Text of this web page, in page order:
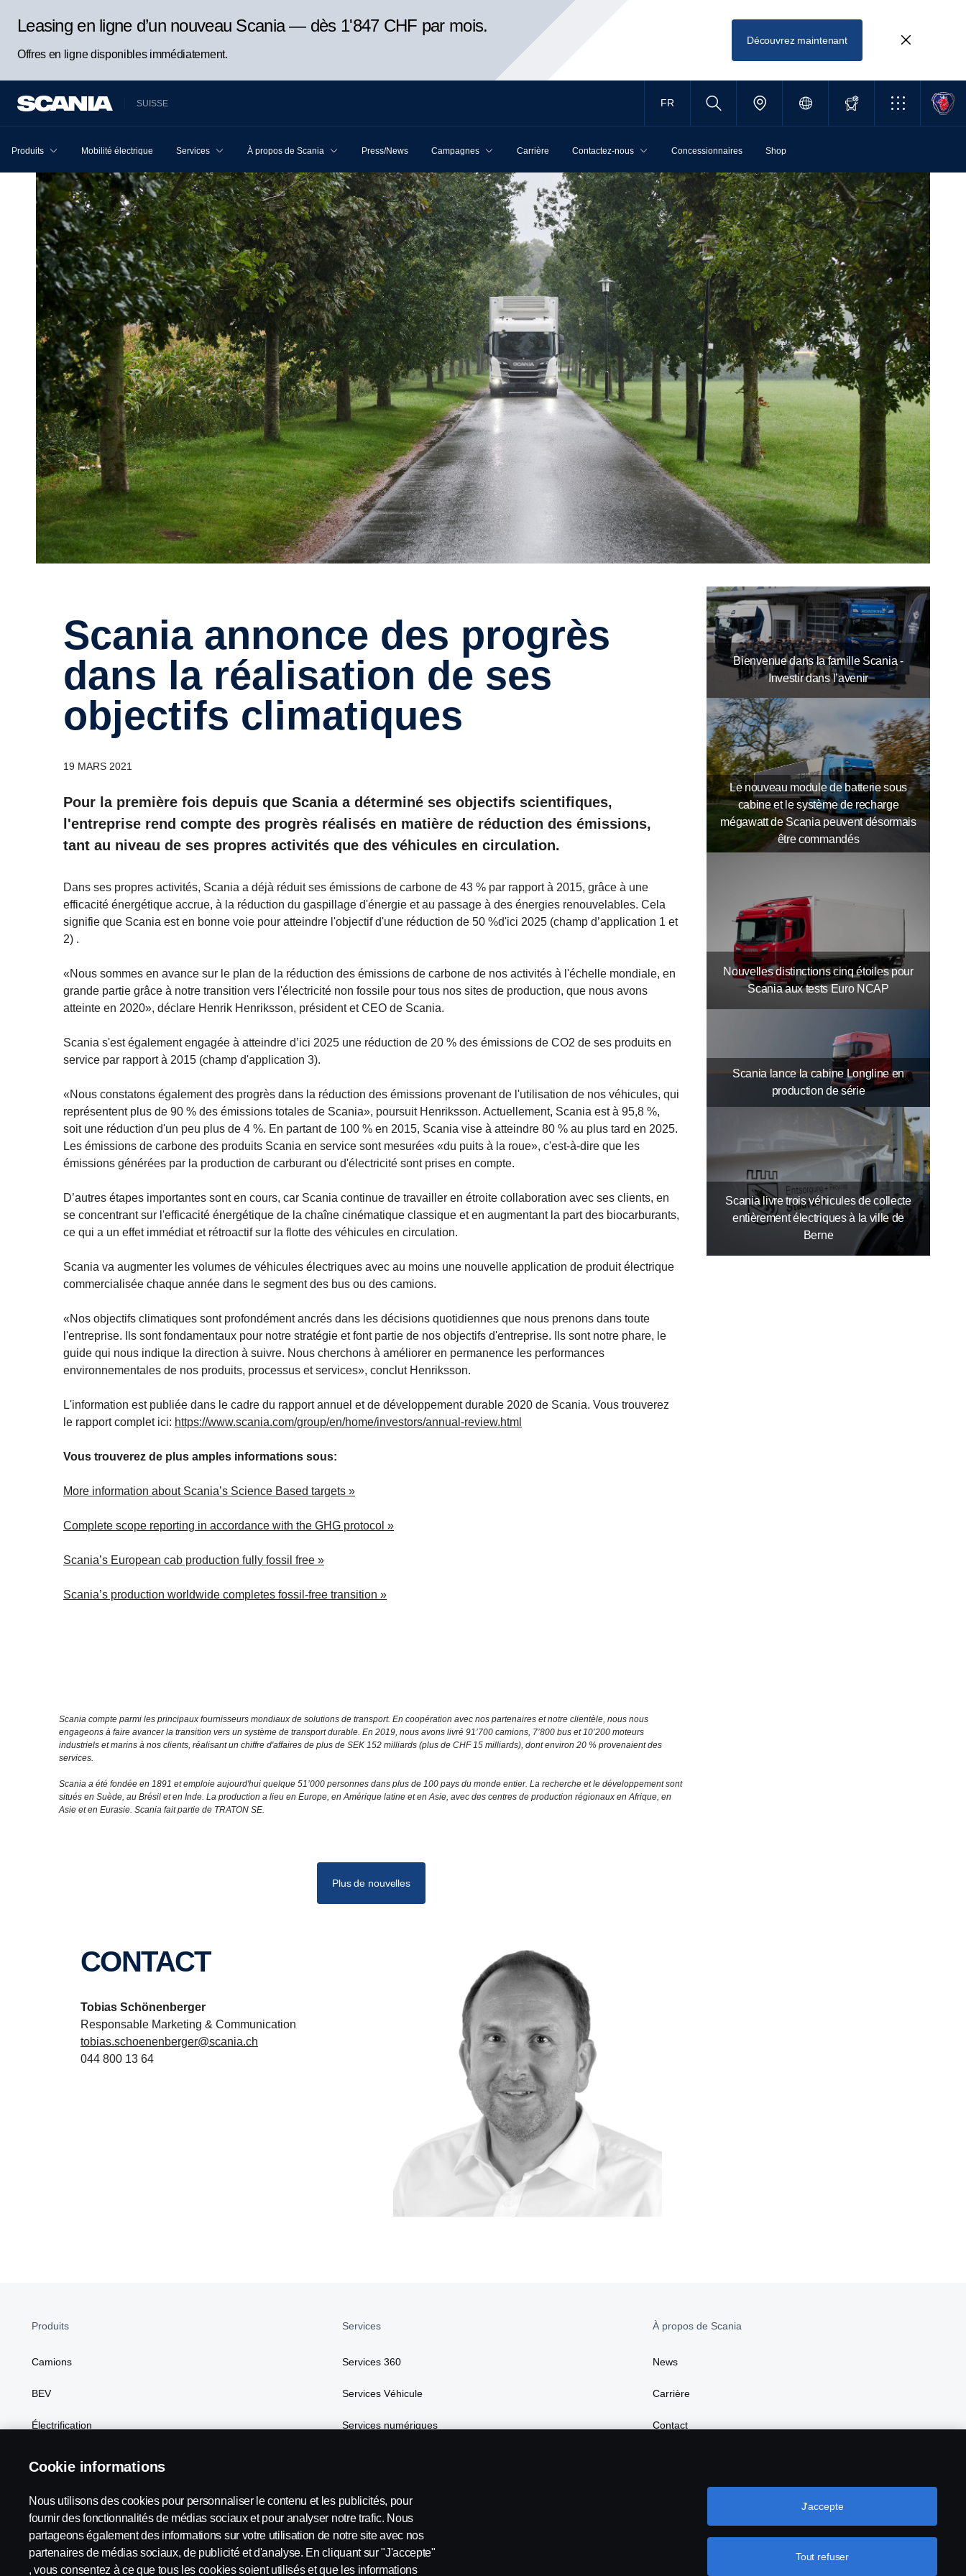
Leasing en ligne d’un nouveau Scania — dès 1'847 CHF par mois.
Offres en ligne disponibles immédiatement.
Découvrez maintenant
SUISSE FR
Produits Mobilité électrique Services À propos de Scania Press/News Campagnes Carrière Contactez-nous Concessionnaires Shop
Scania annonce des progrès
dans la réalisation de ses
objectifs climatiques
19 MARS 2021
Pour la première fois depuis que Scania a déterminé ses objectifs scientifiques,
l'entreprise rend compte des progrès réalisés en matière de réduction des émissions,
tant au niveau de ses propres activités que des véhicules en circulation.
Dans ses propres activités, Scania a déjà réduit ses émissions de carbone de 43 % par rapport à 2015, grâce à une
efficacité énergétique accrue, à la réduction du gaspillage d'énergie et au passage à des énergies renouvelables. Cela
signifie que Scania est en bonne voie pour atteindre l'objectif d'une réduction de 50 %d'ici 2025 (champ d’application 1 et
2) .
«Nous sommes en avance sur le plan de la réduction des émissions de carbone de nos activités à l'échelle mondiale, en
grande partie grâce à notre transition vers l'électricité non fossile pour tous nos sites de production, que nous avons
atteinte en 2020», déclare Henrik Henriksson, président et CEO de Scania.
Scania s'est également engagée à atteindre d’ici 2025 une réduction de 20 % des émissions de CO2 de ses produits en
service par rapport à 2015 (champ d'application 3).
«Nous constatons également des progrès dans la réduction des émissions provenant de l'utilisation de nos véhicules, qui
représentent plus de 90 % des émissions totales de Scania», poursuit Henriksson. Actuellement, Scania est à 95,8 %,
soit une réduction d'un peu plus de 4 %. En partant de 100 % en 2015, Scania vise à atteindre 80 % au plus tard en 2025.
Les émissions de carbone des produits Scania en service sont mesurées «du puits à la roue», c'est-à-dire que les
émissions générées par la production de carburant ou d'électricité sont prises en compte.
D’autres étapes importantes sont en cours, car Scania continue de travailler en étroite collaboration avec ses clients, en
se concentrant sur l'efficacité énergétique de la chaîne cinématique classique et en augmentant la part des biocarburants,
ce qui a un effet immédiat et rétroactif sur la flotte des véhicules en circulation.
Scania va augmenter les volumes de véhicules électriques avec au moins une nouvelle application de produit électrique
commercialisée chaque année dans le segment des bus ou des camions.
«Nos objectifs climatiques sont profondément ancrés dans les décisions quotidiennes que nous prenons dans toute
l'entreprise. Ils sont fondamentaux pour notre stratégie et font partie de nos objectifs d'entreprise. Ils sont notre phare, le
guide qui nous indique la direction à suivre. Nous cherchons à améliorer en permanence les performances
environnementales de nos produits, processus et services», conclut Henriksson.
L'information est publiée dans le cadre du rapport annuel et de développement durable 2020 de Scania. Vous trouverez
le rapport complet ici: https://www.scania.com/group/en/home/investors/annual-review.html
Vous trouverez de plus amples informations sous:
More information about Scania’s Science Based targets »
Complete scope reporting in accordance with the GHG protocol »
Scania’s European cab production fully fossil free »
Scania’s production worldwide completes fossil-free transition »
Scania compte parmi les principaux fournisseurs mondiaux de solutions de transport. En coopération avec nos partenaires et notre clientèle, nous nous
engageons à faire avancer la transition vers un système de transport durable. En 2019, nous avons livré 91’700 camions, 7’800 bus et 10’200 moteurs
industriels et marins à nos clients, réalisant un chiffre d'affaires de plus de SEK 152 milliards (plus de CHF 15 milliards), dont environ 20 % provenaient des
services.
Scania a été fondée en 1891 et emploie aujourd'hui quelque 51’000 personnes dans plus de 100 pays du monde entier. La recherche et le développement sont
situés en Suède, au Brésil et en Inde. La production a lieu en Europe, en Amérique latine et en Asie, avec des centres de production régionaux en Afrique, en
Asie et en Eurasie. Scania fait partie de TRATON SE.
Plus de nouvelles
CONTACT
Tobias Schönenberger
Responsable Marketing & Communication
tobias.schoenenberger@scania.ch
044 800 13 64
Bienvenue dans la famille Scania -
Investir dans l’avenir
Le nouveau module de batterie sous
cabine et le système de recharge
mégawatt de Scania peuvent désormais
être commandés
Nouvelles distinctions cinq étoiles pour
Scania aux tests Euro NCAP
Scania lance la cabine Longline en
production de série
Scania livre trois véhicules de collecte
entièrement électriques à la ville de
Berne
Produits
Camions
BEV
Électrification
Services
Services 360
Services Véhicule
Services numériques
À propos de Scania
News
Carrière
Contact
Trouver un distributeur
Scania in Your Region: Suisse
Cookie informations
Nous utilisons des cookies pour personnaliser le contenu et les publicités, pour
fournir des fonctionnalités de médias sociaux et pour analyser notre trafic. Nous
partageons également des informations sur votre utilisation de notre site avec nos
partenaires de médias sociaux, de publicité et d'analyse. En cliquant sur "J'accepte"
, vous consentez à ce que tous les cookies soient utilisés et que les informations
Tout refuser
J'accepte